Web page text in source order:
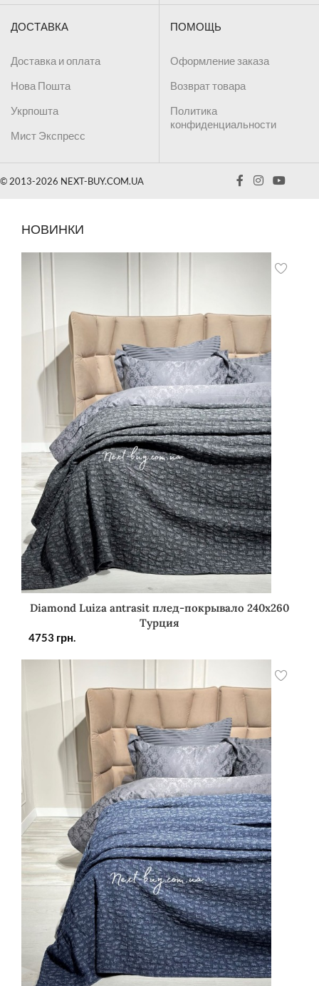
ДОСТАВКА
Доставка и оплата
Нова Пошта
Укрпошта
Мист Экспресс
ПОМОЩЬ
Оформление заказа
Возврат товара
Политика
конфиденциальности
© 2013-2026 NEXT-BUY.COM.UA
НОВИНКИ
Diamond Luiza antrasit плед-покрывало 240х260
Турция
4753 грн.